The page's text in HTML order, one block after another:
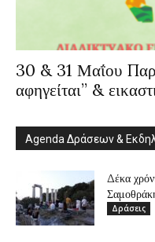
30 & 31 Μαΐου
αφηγείται” &
Agenda Δράσεων &
Δέκα
Δράσεις